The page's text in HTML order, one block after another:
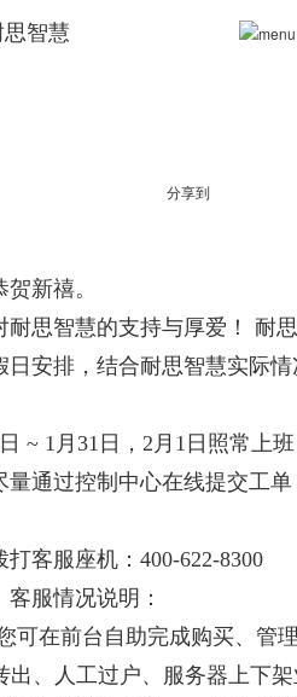
智慧
分享到
新禧。
耐思智慧的支持与厚爱！ 耐
日安排，结合耐思智慧实际
~ 1月31日，2月1日照常上班
量通过控制中心在线提交工
客服座机：400-622-8300
服情况说明：
可在前台自助完成购买、
出、人工过户、服务器上下